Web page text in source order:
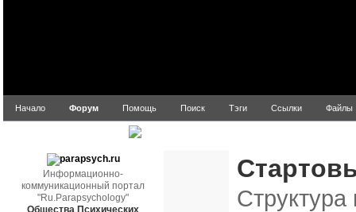
Начало Форум Помощь Поиск Тэги Ссылки Файлы
Информационно-
коммуникационный портал
"Ru.Parapsychology"
Общества Психических